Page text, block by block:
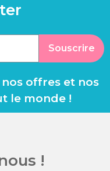
Souscrire
nos offres et nos
le monde !
!